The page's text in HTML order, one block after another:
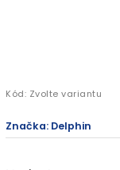
Kód: Zvolte variantu
Značka: Delphin